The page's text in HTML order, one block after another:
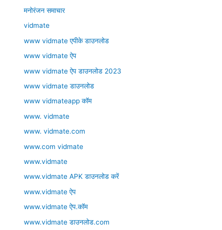
मनोरंजन समाचार
vidmate
www vidmate एपीके डाउनलोड
www vidmate ऐप
www vidmate ऐप डाउनलोड 2023
www vidmate डाउनलोड
www vidmateapp कॉम
www. vidmate
www. vidmate.com
www.com vidmate
www.vidmate
www.vidmate APK डाउनलोड करें
www.vidmate ऐप
www.vidmate ऐप.कॉम
www.vidmate डाउनलोड.com